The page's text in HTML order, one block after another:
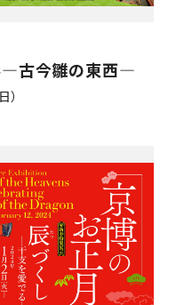
古今雛の東西―